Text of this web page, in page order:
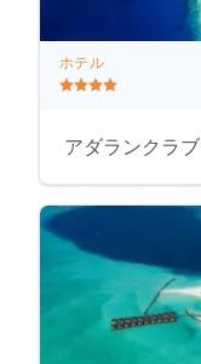
ホテル
アダランクラ